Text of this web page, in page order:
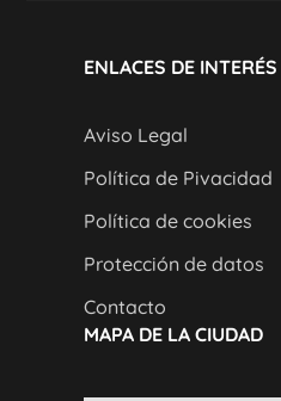
ENLACES DE INTERÉS
Aviso Legal
Política de Pivacidad
Política de cookies
Protección de datos
Contacto
MAPA DE LA CIUDAD